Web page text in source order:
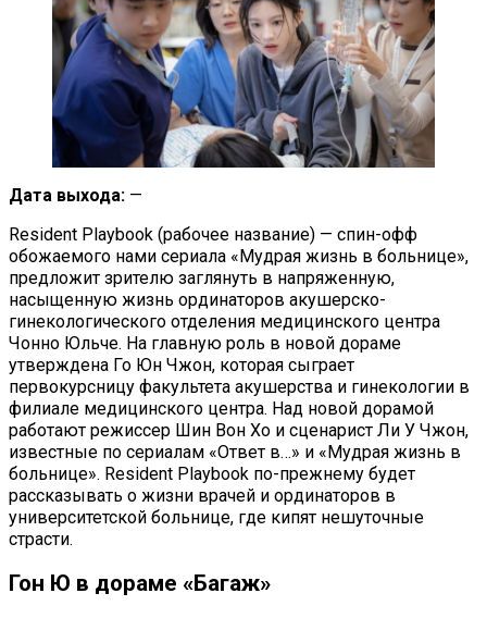
Дата выхода: —
Resident Playbook (рабочее название) — спин-офф
обожаемого нами сериала «Мудрая жизнь в больнице»,
предложит зрителю заглянуть в напряженную,
насыщенную жизнь ординаторов акушерско-
гинекологического отделения медицинского центра
Чонно Юльче. На главную роль в новой дораме
утверждена Го Юн Чжон, которая сыграет
первокурсницу факультета акушерства и гинекологии в
филиале медицинского центра. Над новой дорамой
работают режиссер Шин Вон Хо и сценарист Ли У Чжон,
известные по сериалам «Ответ в…» и «Мудрая жизнь в
больнице». Resident Playbook по-прежнему будет
рассказывать о жизни врачей и ординаторов в
университетской больнице, где кипят нешуточные
страсти.
Гон Ю в дораме «Багаж»